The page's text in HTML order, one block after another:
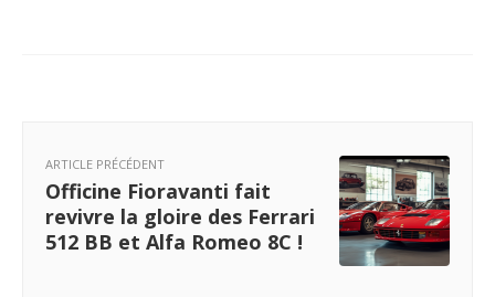
ARTICLE PRÉCÉDENT
Officine Fioravanti fait
revivre la gloire des Ferrari
512 BB et Alfa Romeo 8C !